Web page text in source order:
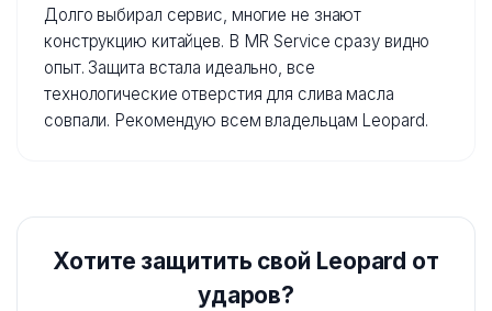
Долго выбирал сервис, многие не знают
конструкцию китайцев. В MR Service сразу видно
опыт. Защита встала идеально, все
технологические отверстия для слива масла
совпали. Рекомендую всем владельцам Leopard.
Хотите защитить свой Leopard от
ударов?